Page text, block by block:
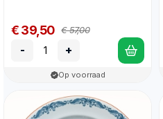
€ 39,50 € 57,00
- +
Op voorraad